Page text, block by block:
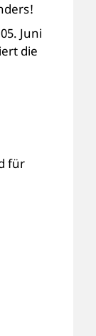
Juni
die
für